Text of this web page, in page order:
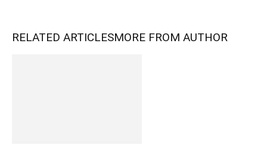
RELATED ARTICLESMORE FROM AUTHOR